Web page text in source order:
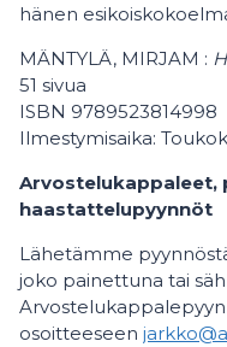
hänen
MÄNTYLÄ, MIRJAM :
51 sivua
ISBN 9789523814998
Ilmestymisaika:
Arvostelukappaleet,
haastattelupyynnöt
Lähetämme
joko painettuna tai
osoitteeseen